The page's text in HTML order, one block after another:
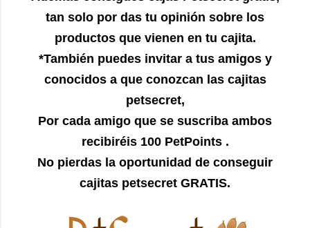
tan solo por das tu opinión sobre los
productos que vienen en tu cajita.
*También puedes invitar a tus amigos y
conocidos a que conozcan las cajitas
petsecret,
Por cada amigo que se suscriba ambos
recibiréis 100 PetPoints .
No pierdas la oportunidad de conseguir
cajitas petsecret GRATIS.